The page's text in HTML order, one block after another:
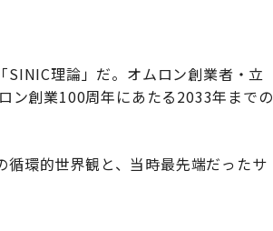
理論」だ。オムロン創業者・立
ン創業100周年にあたる2033年までの
環的世界観と、当時最先端だったサ